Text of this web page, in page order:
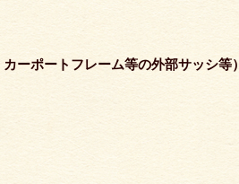
ーポートフレーム等の外部サッシ等）